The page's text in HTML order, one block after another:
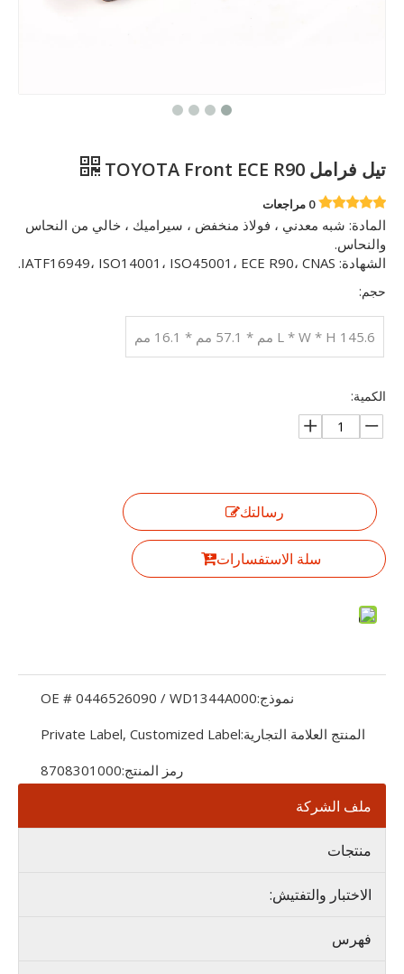
تيل فرامل TOYOTA Front ECE R90
0 مراجعات
المادة: شبه معدني ، فولاذ منخفض ، سيراميك ، خالي من النحاس
والنحاس.
الشهادة: IATF16949، ISO14001، ISO45001، ECE R90، CNAS.
حجم:
L * W * H 145.6 مم * 57.1 مم * 16.1 مم
الكمية:
رسالتك
سلة الاستفسارات
نموذج:OE # 0446526090 / WD1344A000
المنتج العلامة التجارية:Private Label, Customized Label
رمز المنتج:8708301000
ملف الشركة
منتجات
الاختبار والتفتيش:
فهرس